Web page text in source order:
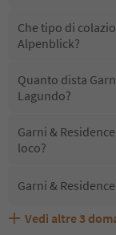
Che tipo di
Alpenblick?
Quanto dista
Lagundo?
Garni &
loco?
Garni &
Garni &
Quali servizi/
Gli ospiti di Garni
Vedi altre 3